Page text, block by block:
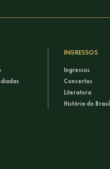
INGRESSOS
Ingressos
Concertos
Literatura
História do Brasil